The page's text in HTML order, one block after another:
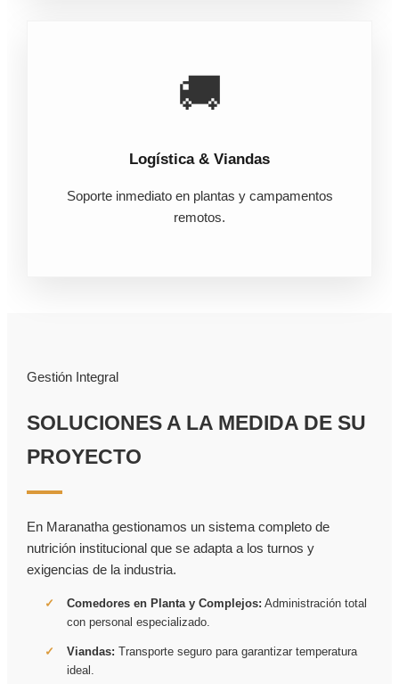
🚚
Logística & Viandas
Soporte inmediato en plantas y campamentos
remotos.
Gestión Integral
SOLUCIONES A LA MEDIDA DE SU
PROYECTO
En Maranatha gestionamos un sistema completo de
nutrición institucional que se adapta a los turnos y
exigencias de la industria.
Comedores en Planta y Complejos: Administración total
con personal especializado.
Viandas: Transporte seguro para garantizar temperatura
ideal.